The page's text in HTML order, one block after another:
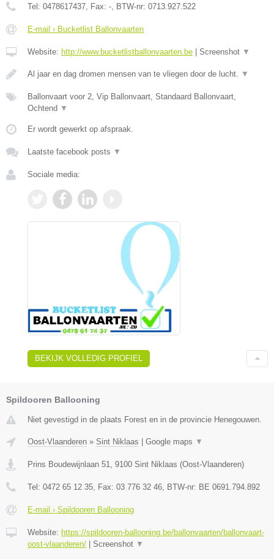
Tel: 0478617437, Fax: -, BTW-nr: 0713.927.522
E-mail › Bucketlist Ballonvaarten
Website: http://www.bucketlistballonvaarten.be Screenshot ▼
Al jaar en dag dromen mensen van te vliegen door de lucht. ▼
Ballonvaart voor 2, Vip Ballonvaart, Standaard Ballonvaart,
Ochtend ▼
Er wordt gewerkt op afspraak.
Laatste facebook posts ▼
Sociale media:
BEKIJK VOLLEDIG PROFIEL
Spildooren Ballooning
Niet gevestigd in de plaats Forest en in de provincie Henegouwen.
Oost-Vlaanderen » Sint Niklaas | Google maps ▼
Prins Boudewijnlaan 51 9100 Sint Niklaas (Oost-Vlaanderen)
Tel: 0472 65 12 35 , Fax: 03 776 32 46 , BTW-nr: BE 0691.794.892
E-mail › Spildooren Ballooning
Website: https://spildooren-ballooning.be/ballonvaarten/ballonvaart-
oost-vlaanderen/ | Screenshot ▼